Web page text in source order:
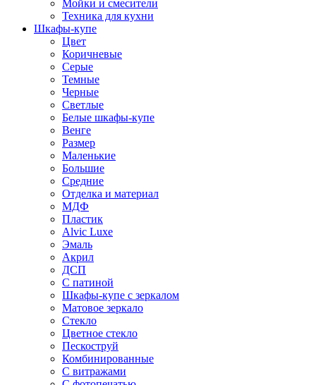
Мойки и смесители
Техника для кухни
Шкафы-купе
Цвет
Коричневые
Серые
Темные
Черные
Светлые
Белые шкафы-купе
Венге
Размер
Маленькие
Большие
Средние
Отделка и материал
МДФ
Пластик
Alvic Luxe
Эмаль
Акрил
ДСП
С патиной
Шкафы-купе с зеркалом
Матовое зеркало
Стекло
Цветное стекло
Пескоструй
Комбинированные
С витражами